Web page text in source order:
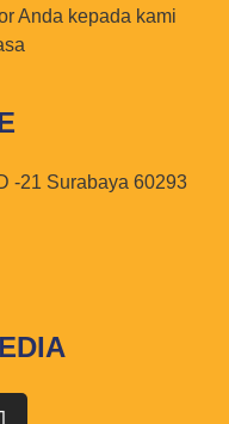
Anda kepada kami
-21 Surabaya 60293